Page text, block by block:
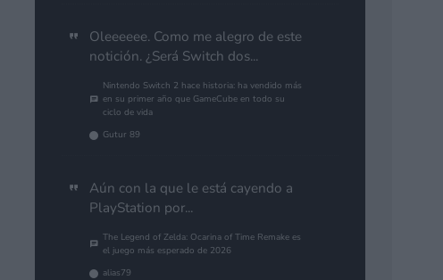
Oleeeeee. Como me alegro de este
notición. ¿Será Switch dos...
Nintendo Switch 2 hace historia: ha vendido más
en su primer año que GameCube en todo su
ciclo de vida
Gutur 89
Aún con la que le está cayendo a
PlayStation por...
The Legend of Zelda: Ocarina of Time Remake es
el juego más esperado de 2026
alias79